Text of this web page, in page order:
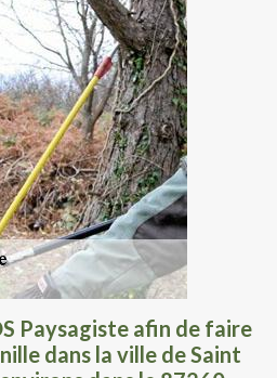
Paysagiste afin de faire
dans la ville de Saint